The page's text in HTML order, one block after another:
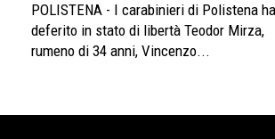
POLISTENA - I carabinieri di Polistena
deferito in stato di libertà Teodor Mirza,
rumeno di 34 anni, Vincenzo...